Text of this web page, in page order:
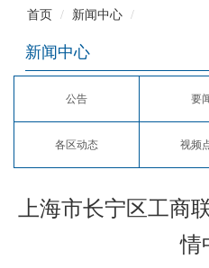
会员专
参政议
信息库
联系我
首页 / 新闻中心 /
新闻中心
公告 要
各区动态 视频
上海市长宁区工商
情